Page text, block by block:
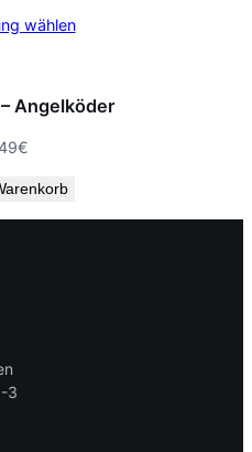
bis
wählen
Angelköder
€
3